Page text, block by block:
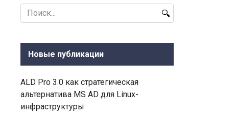
Search
for:
Новые публикации
ALD Pro 3.0 как стратегическая
альтернатива MS AD для Linux-
инфраструктуры